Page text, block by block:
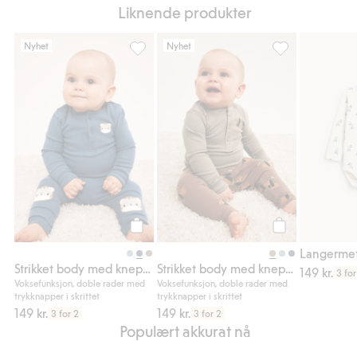
Liknende produkter
Nyhet
Legg til
Voksefunksjon, doble rader med
trykknapper i skrittet
149 kr. 3 for 2
Strikket body med knepping foran, Legg
Nyhet
Legg til
Voksefunksjon, doble rader med
trykknapper i skrittet
149 kr. 3 for 2
149 kr. 3
Populært akkurat nå